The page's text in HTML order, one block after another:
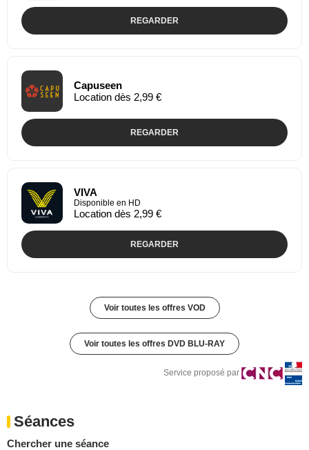
REGARDER
Capuseen
Location dès 2,99 €
REGARDER
VIVA
Disponible en HD
Location dès 2,99 €
REGARDER
Voir toutes les offres VOD
Voir toutes les offres DVD BLU-RAY
Service proposé par
Séances
Chercher une séance